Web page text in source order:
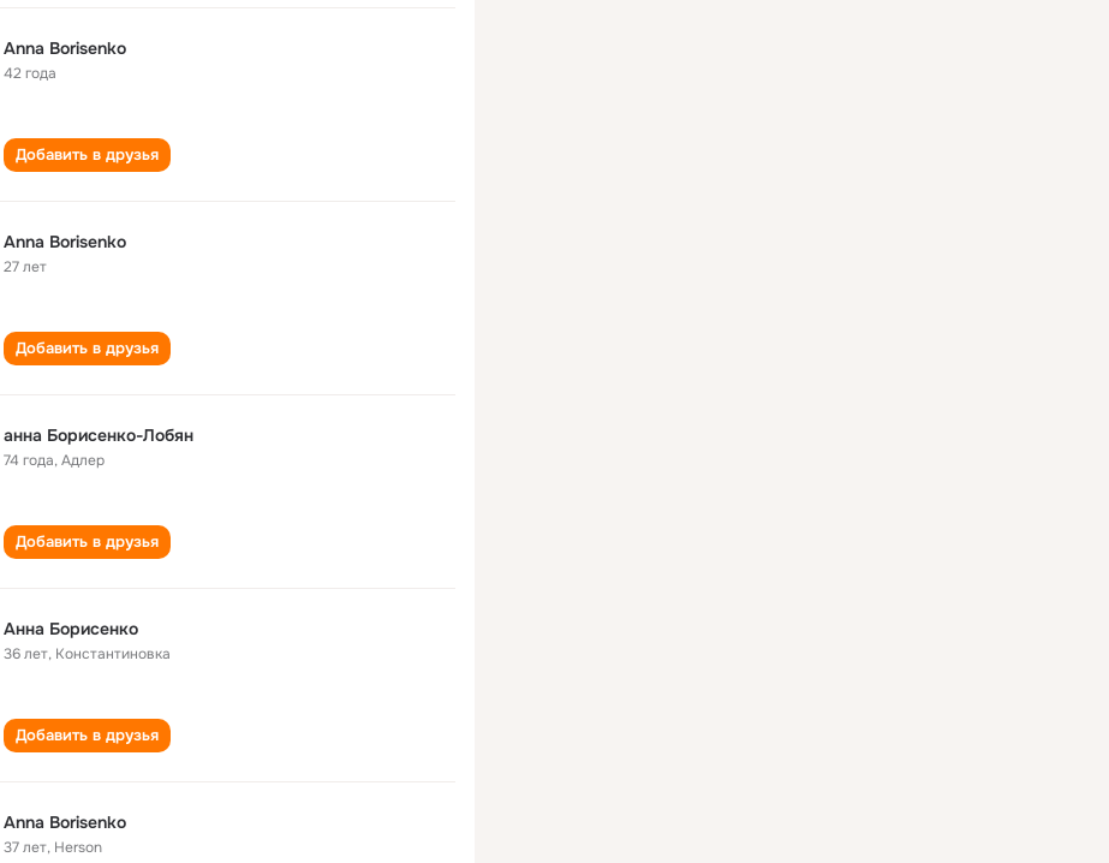
Anna Borisenko
42 года
Добавить в друзья
Anna Borisenko
27 лет
Добавить в друзья
анна Борисенко-Лобян
74 года,Адлер
Добавить в друзья
Анна Борисенко
36 лет, Константиновка
Добавить в друзья
Anna Borisenko
37 лет, Herson